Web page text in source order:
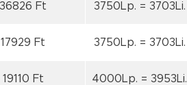
36826 Ft 3750Lp. = 3703Li.
17929 Ft 3750Lp. = 3703Li.
19110 Ft 4000Lp. = 3953Li.